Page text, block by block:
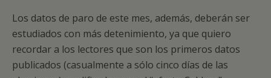
Los datos de paro de este mes, además, deberán ser
estudiados con más detenimiento, ya que quiero
recordar a los lectores que son los primeros datos
publicados (casualmente a sólo cinco días de las